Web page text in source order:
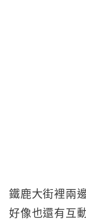
鐵鹿大街裡兩
好像也還有互